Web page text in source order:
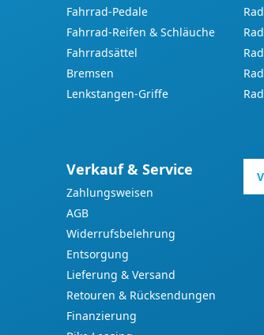
Fahrrad-Pedale
Fahrrad-Reifen & Schläuche
Fahrradsättel
Bremsen
Lenkstangen-Griffe
Verkauf & Service
Zahlungsweisen
AGB
Widerrufsbelehrung
Entsorgung
Lieferung & Versand
Retouren & Rücksendungen
Finanzierung